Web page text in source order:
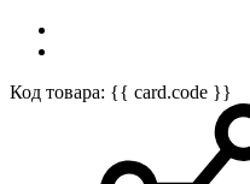
Код товара: {{ card.code }}